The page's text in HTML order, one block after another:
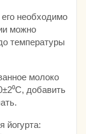
необходимо
можно
температуры
молоко
добавить
йогурта: